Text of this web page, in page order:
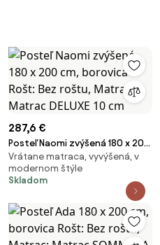
287,6 €
Posteľ Naomi zvýšená 180 x 200
cm, borovica Rošt: Bez roštu,
Matrac: Matrac DELUXE 10 cm
Vrátane matraca, vyvýšená, v
modernom štýle
Skladom